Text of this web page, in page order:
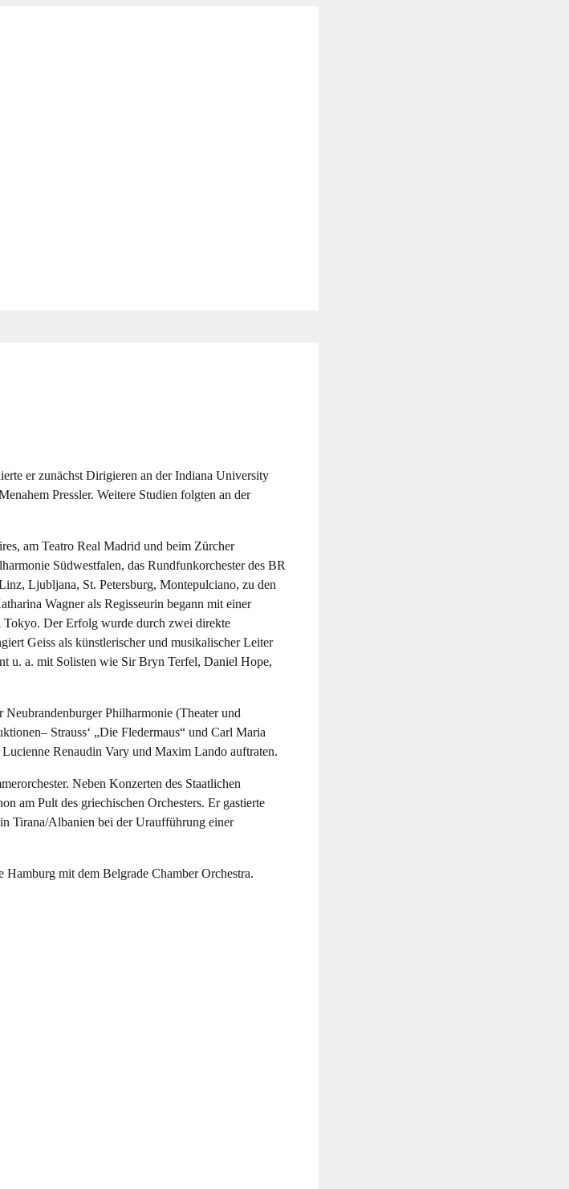
er zunächst Dirigieren an der Indiana University
Pressler. Weitere Studien folgten an der
am Teatro Real Madrid und beim Zürcher
Südwestfalen, das Rundfunkorchester des BR
Ljubljana, St. Petersburg, Montepulciano, zu den
Wagner als Regisseurin begann mit einer
Tokyo. Der Erfolg wurde durch zwei direkte
Geiss als künstlerischer und musikalischer Leiter
u. a. mit Solisten wie Sir Bryn Terfel, Daniel Hope,
Philharmonie (Theater und
Strauss‘ „Die Fledermaus“ und Carl Maria
Renaudin Vary und Maxim Lando auftraten.
Neben Konzerten des Staatlichen
am Pult des griechischen Orchesters. Er gastierte
Tirana/Albanien bei der Uraufführung einer
mit dem Belgrade Chamber Orchestra.